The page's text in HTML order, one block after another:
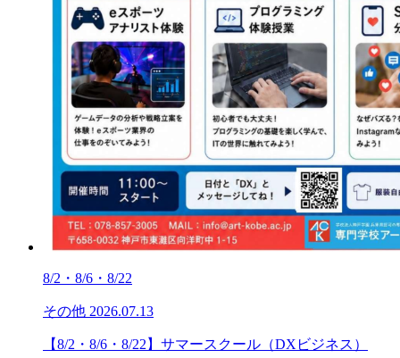
8/2・8/6・8/22
その他 2026.07.13
【8/2・8/6・8/22】サマースクール（DXビジネス）